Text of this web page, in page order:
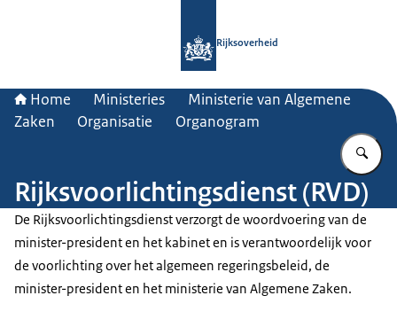
Rijksoverheid
Home Ministeries
Ministerie van Algemene
Zaken
Organisatie Organogram
Rijksvoorlichtingsdienst (RVD)
De Rijksvoorlichtingsdienst verzorgt de woordvoering van de
minister-president en het kabinet en is verantwoordelijk voor
de voorlichting over het algemeen regeringsbeleid, de
minister-president en het ministerie van Algemene Zaken.